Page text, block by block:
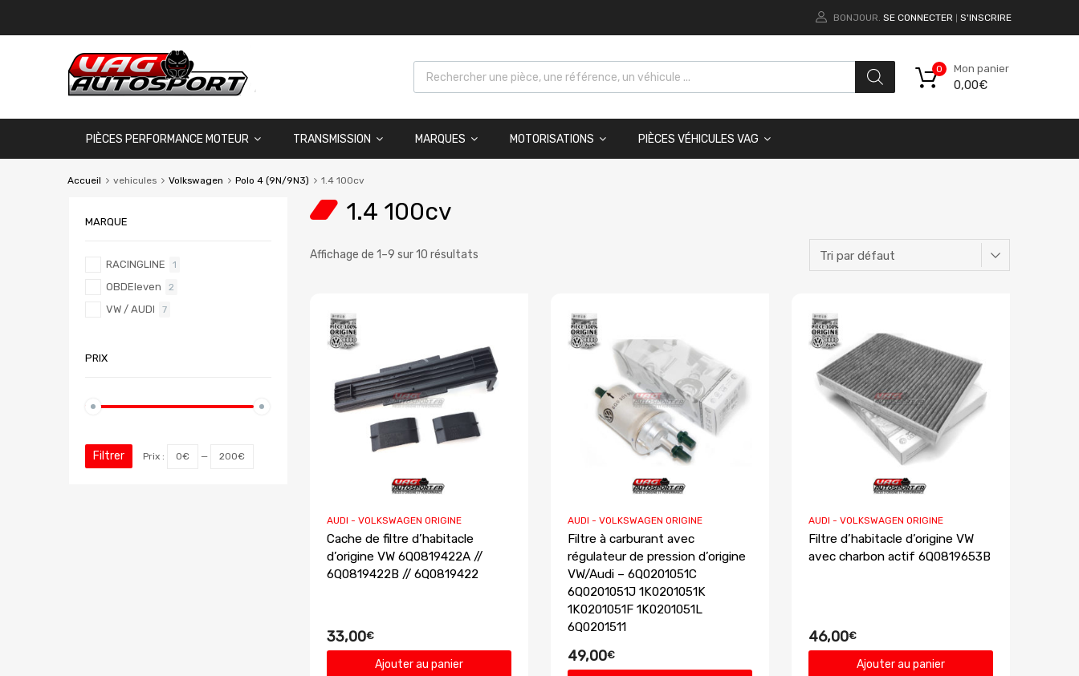
BONJOUR. SE CONNECTER S'INSCRIRE
Mon panier
0,00€
0
PIÈCES PERFORMANCE MOTEUR TRANSMISSION MARQUES MOTORISATIONS PIÈCES VÉHICULES VAG
Accueil vehicules Volkswagen Polo 4 (9N/9N3) 1.4 100cv
1.4 100cv
Affichage de 1–9 sur 10 résultats
AUDI - VOLKSWAGEN ORIGINE
Cache de filtre d’habitacle
d’origine VW 6Q0819422A //
6Q0819422B // 6Q0819422
33,00€
Ajouter au panier
AUDI - VOLKSWAGEN ORIGINE
Filtre à carburant avec
régulateur de pression d’origine
VW/Audi – 6Q0201051C
6Q0201051J 1K0201051K
1K0201051F 1K0201051L
6Q0201511
49,00€
AUDI - VOLKSWAGEN ORIGINE
Filtre d’habitacle d’origine VW
avec charbon actif 6Q0819653B
46,00€
Ajouter au panier
MARQUE
RACINGLINE 1
OBDEleven 2
VW / AUDI 7
PRIX
Filtrer Prix : 0€ — 200€